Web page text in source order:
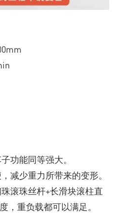
功能同等强大。
减少重力所带来的变形。
滚珠丝杆+长滑块滚柱直
，重负载都可以满足。